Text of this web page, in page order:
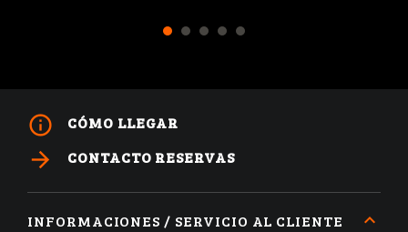
1 2 3 4 5
info_outline CÓMO LLEGAR
arrow_forward CONTACTO RESERVAS
INFORMACIONES / SERVICIO AL CLIENTE